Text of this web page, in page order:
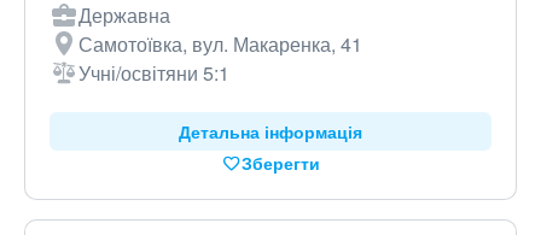
Державна
Самотоївка, вул. Макаренка, 41
Учні/освітяни 5:1
Детальна інформація
Зберегти